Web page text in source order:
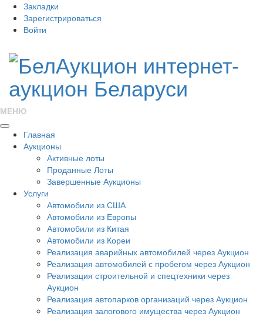
Закладки
Зарегистрироваться
Войти
МЕНЮ
Главная
Аукционы
Активные лоты
Проданные Лоты
Завершенные Аукционы
Услуги
Автомобили из США
Автомобили из Европы
Автомобили из Китая
Автомобили из Кореи
Реализация аварийных автомобилей через Аукцион
Реализация автомобилей с пробегом через Аукцион
Реализация строительной и спецтехники через
Аукцион
Реализация автопарков организаций через Аукцион
Реализация залогового имущества через Аукцион